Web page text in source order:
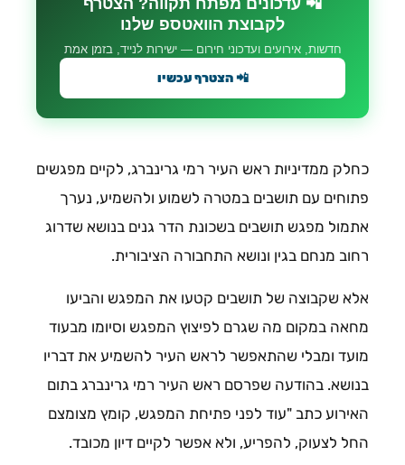
📲 עדכונים מפתח תקווה? הצטרף
לקבוצת הוואטספ שלנו
חדשות, אירועים ועדכוני חירום — ישירות לנייד, בזמן אמת
📲 הצטרף עכשיו
כחלק ממדיניות ראש העיר רמי גרינברג, לקיים מפגשים
פתוחים עם תושבים במטרה לשמוע ולהשמיע, נערך
אתמול מפגש תושבים בשכונת הדר גנים בנושא שדרוג
רחוב מנחם בגין ונושא התחבורה הציבורית.
אלא שקבוצה של תושבים קטעו את המפגש והביעו
מחאה במקום מה שגרם לפיצוץ המפגש וסיומו מבעוד
מועד ומבלי שהתאפשר לראש העיר להשמיע את דבריו
בנושא. בהודעה שפרסם ראש העיר רמי גרינברג בתום
האירוע כתב "עוד לפני פתיחת המפגש, קומץ מצומצם
החל לצעוק, להפריע, ולא אפשר לקיים דיון מכובד.